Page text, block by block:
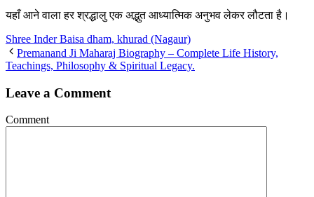
यहाँ आने वाला हर श्रद्धालु एक अद्भुत आध्यात्मिक अनुभव लेकर लौटता है।
Shree Inder Baisa dham, khurad (Nagaur)
Premanand Ji Maharaj Biography – Complete Life History,
Teachings, Philosophy & Spiritual Legacy.
Leave a Comment
Comment